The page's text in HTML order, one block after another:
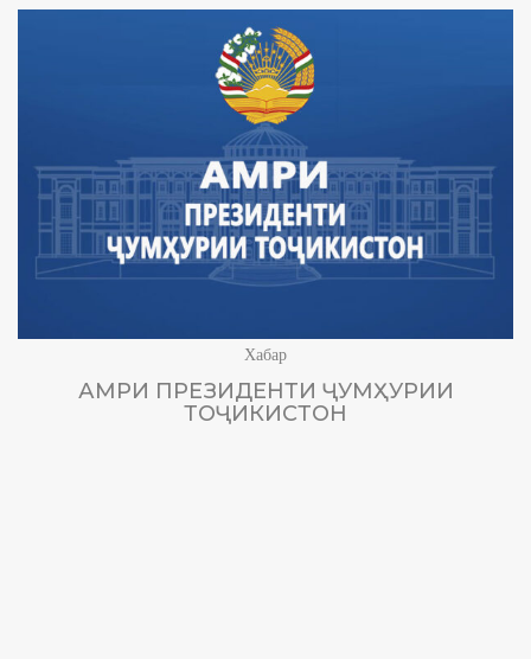
Хабар
АМРИ ПРЕЗИДЕНТИ ҶУМҲУРИИ
ТОҶИКИСТОН